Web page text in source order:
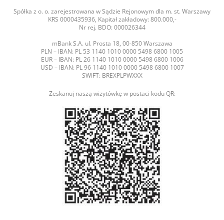
Spółka z o. o. zarejestrowana w Sądzie Rejonowym dla m. st. Warszawy
KRS 0000435936, Kapitał zakładowy: 800.000,-
Nr rej. BDO: 000026344
mBank S.A. ul. Prosta 18, 00-850 Warszawa
PLN – IBAN: PL 53 1140 1010 0000 5498 6800 1005
EUR – IBAN: PL 26 1140 1010 0000 5498 6800 1006
USD – IBAN: PL 96 1140 1010 0000 5498 6800 1007
SWIFT: BREXPLPWXXX
Zeskanuj naszą wizytówkę w postaci kodu QR: